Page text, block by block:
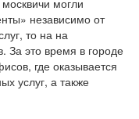
независимо от
то на на
За это время в городе
где оказывается
услуг, а также